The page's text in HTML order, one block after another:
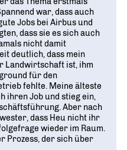
war, dass auch
Jobs bei Airbus und
dass sie es sich auch
nicht damit
deutlich, dass mein
Landwirtschaft ist, ihm
für den
fehlte. Meine älteste
ihren Job und stieg ein,
Aber nach
dass Heu nicht ihr
wieder im Raum.
Prozess, der sich über